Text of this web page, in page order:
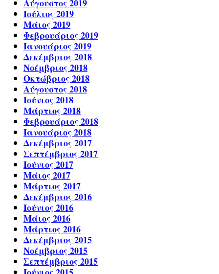
Αύγουστος 2019
Ιούλιος 2019
Μάιος 2019
Φεβρουάριος 2019
Ιανουάριος 2019
Δεκέμβριος 2018
Νοέμβριος 2018
Οκτώβριος 2018
Αύγουστος 2018
Ιούνιος 2018
Μάρτιος 2018
Φεβρουάριος 2018
Ιανουάριος 2018
Δεκέμβριος 2017
Σεπτέμβριος 2017
Ιούνιος 2017
Μάιος 2017
Μάρτιος 2017
Δεκέμβριος 2016
Ιούνιος 2016
Μάιος 2016
Μάρτιος 2016
Δεκέμβριος 2015
Νοέμβριος 2015
Σεπτέμβριος 2015